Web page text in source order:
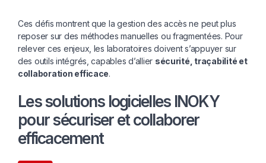
Ces défis montrent que la gestion des accès ne peut plus
reposer sur des méthodes manuelles ou fragmentées. Pour
relever ces enjeux, les laboratoires doivent s’appuyer sur
des outils intégrés, capables d’allier sécurité, traçabilité et
collaboration efficace.
Les solutions logicielles INOKY
pour sécuriser et collaborer
efficacement